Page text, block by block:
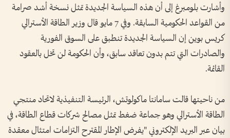
وأشارت بلومبرغ إلى أن هذه السياسة الجديدة تمثل نسخة أشد صرامة
من القواعد الحكومية السابقة. وفي 7 مايو قال وزير الطاقة الأسترالي
كريس بوين إن السياسة الجديدة تنطبق على السوق الفورية
والصادرات التي تتم بدون تعاقد سابق، وأن الحكومة لن تخل بالعقود
القائمة.
من ناحيتها قالت سامانتا ماكولوتش، الرئيسة التنفيذية لاتحاد منتجي
الطاقة الأسترالي وهو جماعة ضغط تمثل مصالح شركات قطاع الطاقة، في
بيان عبر البريد الإلكتروني "يفرض الإطار المقترح التزامات امتثال معقدة